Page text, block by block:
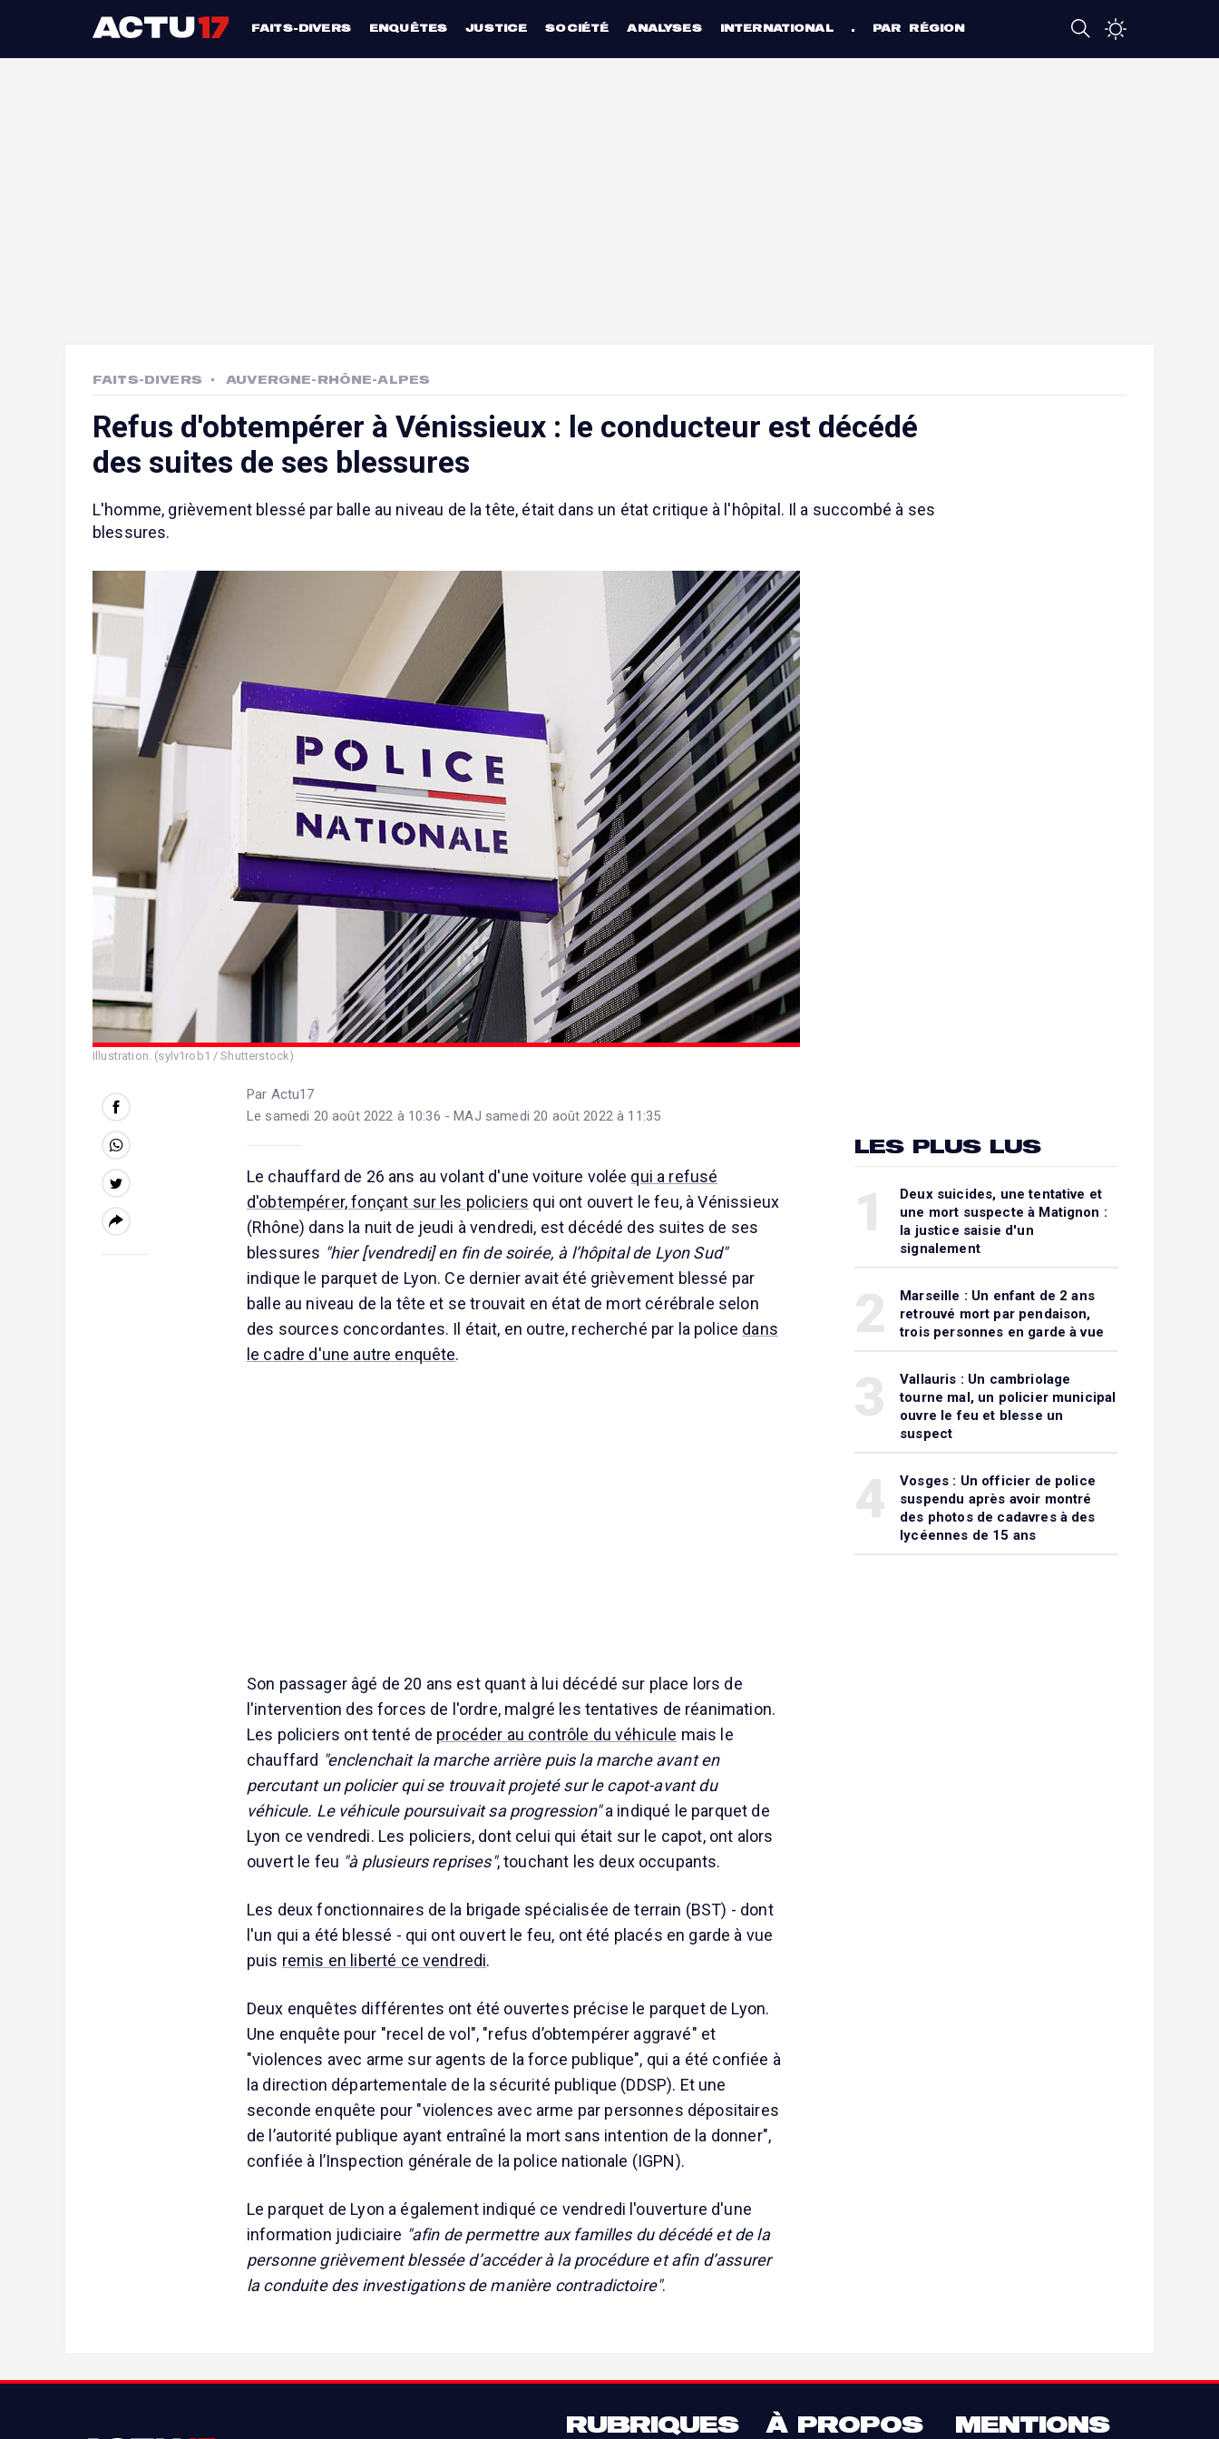
FAITS-DIVERS ENQUÊTES JUSTICE SOCIÉTÉ ANALYSES INTERNATIONAL PAR RÉGION
FAITS-DIVERS AUVERGNE-RHÔNE-ALPES
Refus d'obtempérer à Vénissieux : le conducteur est décédé
des suites de ses blessures
L'homme, grièvement blessé par balle au niveau de la tête, était dans un état critique à l'hôpital. Il a succombé à ses
blessures.
Illustration. (sylv1rob1 / Shutterstock)
Par Actu17
Le samedi 20 août 2022 à 10:36 - MAJ samedi 20 août 2022 à 11:35
Le chauffard de 26 ans au volant d'une voiture volée qui a refusé
d'obtempérer, fonçant sur les policiers qui ont ouvert le feu, à Vénissieux
(Rhône) dans la nuit de jeudi à vendredi, est décédé des suites de ses
blessures "hier [vendredi] en fin de soirée, à l’hôpital de Lyon Sud"
indique le parquet de Lyon. Ce dernier avait été grièvement blessé par
balle au niveau de la tête et se trouvait en état de mort cérébrale selon
des sources concordantes. Il était, en outre, recherché par la police dans
le cadre d'une autre enquête.
Son passager âgé de 20 ans est quant à lui décédé sur place lors de
l'intervention des forces de l'ordre, malgré les tentatives de réanimation.
Les policiers ont tenté de procéder au contrôle du véhicule mais le
chauffard "enclenchait la marche arrière puis la marche avant en
percutant un policier qui se trouvait projeté sur le capot-avant du
véhicule. Le véhicule poursuivait sa progression"a indiqué le parquet de
Lyon ce vendredi. Les policiers, dont celui qui était sur le capot, ont alors
ouvert le feu "à plusieurs reprises", touchant les deux occupants.
Les deux fonctionnaires de la brigade spécialisée de terrain (BST) - dont
l'un qui a été blessé - qui ont ouvert le feu, ont été placés en garde à vue
puis remis en liberté ce vendredi.
Deux enquêtes différentes ont été ouvertes précise le parquet de Lyon.
Une enquête pour "recel de vol", "refus d’obtempérer aggravé" et
"violences avec arme sur agents de la force publique", qui a été confiée à
la direction départementale de la sécurité publique (DDSP). Et une
seconde enquête pour "violences avec arme par personnes dépositaires
de l’autorité publique ayant entraîné la mort sans intention de la donner",
confiée à l’Inspection générale de la police nationale (IGPN).
Le parquet de Lyon a également indiqué ce vendredi l'ouverture d'une
information judiciaire "afin de permettre aux familles du décédé et de la
personne grièvement blessée d’accéder à la procédure et afin d’assurer
la conduite des investigations de manière contradictoire".
LES PLUS LUS
Deux suicides, une tentative et
une mort suspecte à Matignon :
la justice saisie d'un
signalement
Marseille : Un enfant de 2 ans
retrouvé mort par pendaison,
trois personnes en garde à vue
Vallauris : Un cambriolage
tourne mal, un policier municipal
ouvre le feu et blesse un
suspect
Vosges : Un officier de police
suspendu après avoir montré
des photos de cadavres à des
lycéennes de 15 ans
RUBRIQUES À PROPOS MENTIONS